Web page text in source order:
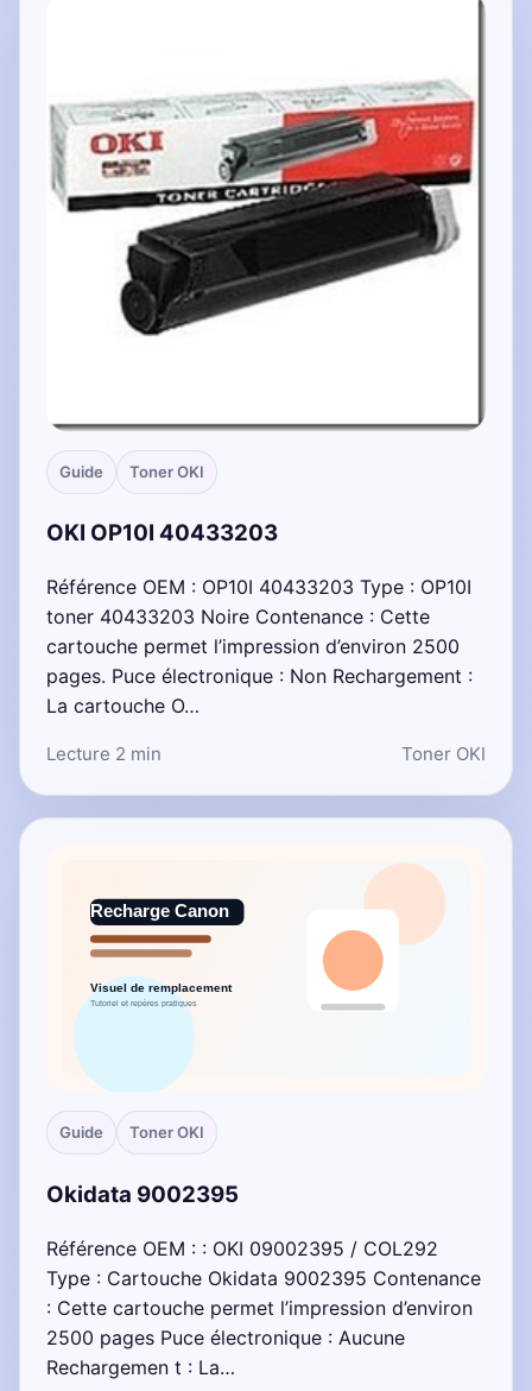
Guide Toner OKI
OKI OP10I 40433203
Référence OEM : OP10I 40433203 Type : OP10I
toner 40433203 Noire Contenance : Cette
cartouche permet l’impression d’environ 2500
pages. Puce électronique : Non Rechargement :
La cartouche O…
Lecture 2 min Toner OKI
Guide Toner OKI
Okidata 9002395
Référence OEM : : OKI 09002395 / COL292
Type : Cartouche Okidata 9002395 Contenance
: Cette cartouche permet l’impression d’environ
2500 pages Puce électronique : Aucune
Rechargemen t : La…